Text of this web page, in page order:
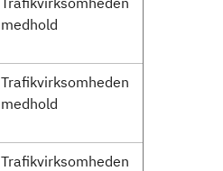
medhold
Trafikvirksomheden
medhold
Trafikvirksomheden